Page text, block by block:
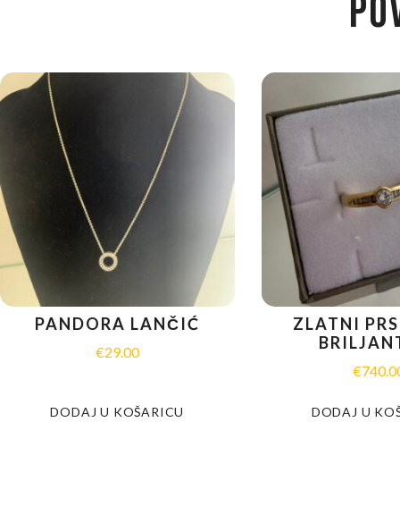
PANDORA LANČIĆ
€29.00
DODAJ U KOŠARICU
ZLATNI
€
DODAJ U